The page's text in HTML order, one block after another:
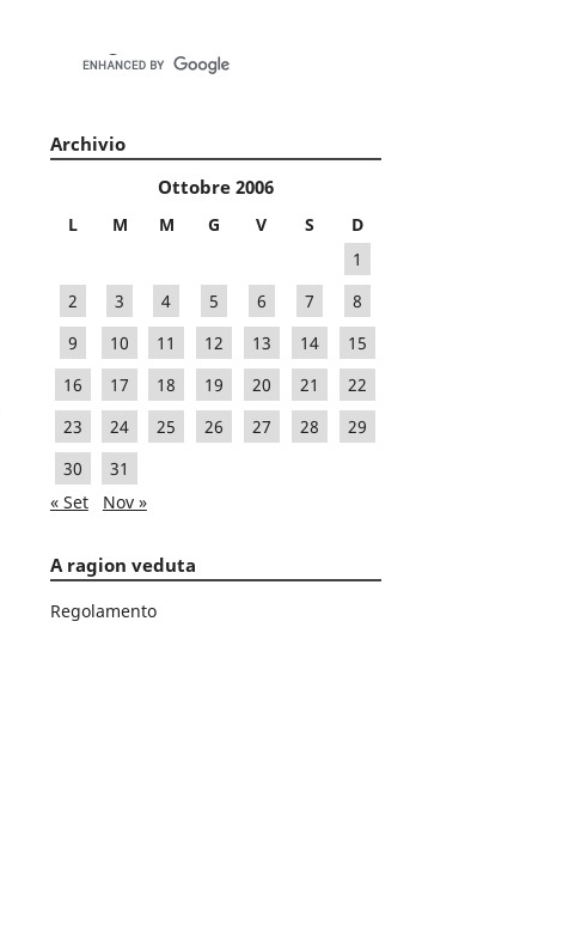
Archivio
Ottobre 2006
L M M G V S
D
1
2
3 4 5 6 7
8
9
10 11 12 13 14
15
16
17 18 19 20 21
22
23
24 25 26 27 28
29
30
31
« Set
Nov »
A ragion veduta
Regolamento